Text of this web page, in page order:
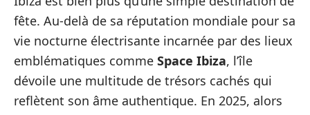
fête. Au-delà de sa réputation mondiale pour sa
vie nocturne électrisante incarnée par des lieux
emblématiques comme Space Ibiza, l’île
dévoile une multitude de trésors cachés qui
reflètent son âme authentique. En 2025, alors